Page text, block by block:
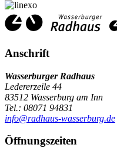
Anschrift
Wasserburger Radhaus
Ledererzeile 44
83512 Wasserburg am Inn
Tel.: 08071 94831
info@radhaus-wasserburg.de
Öffnungszeiten